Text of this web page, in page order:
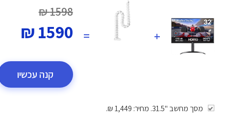
+
=
1598 ₪
1590 ₪
קנה עכשיו
מסך מחשב "31.5. מחיר: 1,449 ₪.